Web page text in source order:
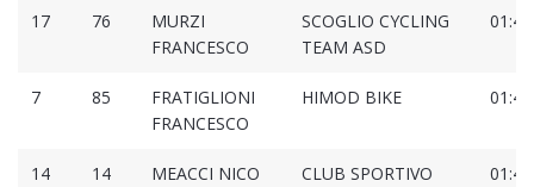
17 76
MURZI
FRANCESCO
SCOGLIO CYCLING
TEAM ASD
7 85
FRATIGLIONI
FRANCESCO
HIMOD BIKE
14 14 MEACCI NICO
CLUB SPORTIVO